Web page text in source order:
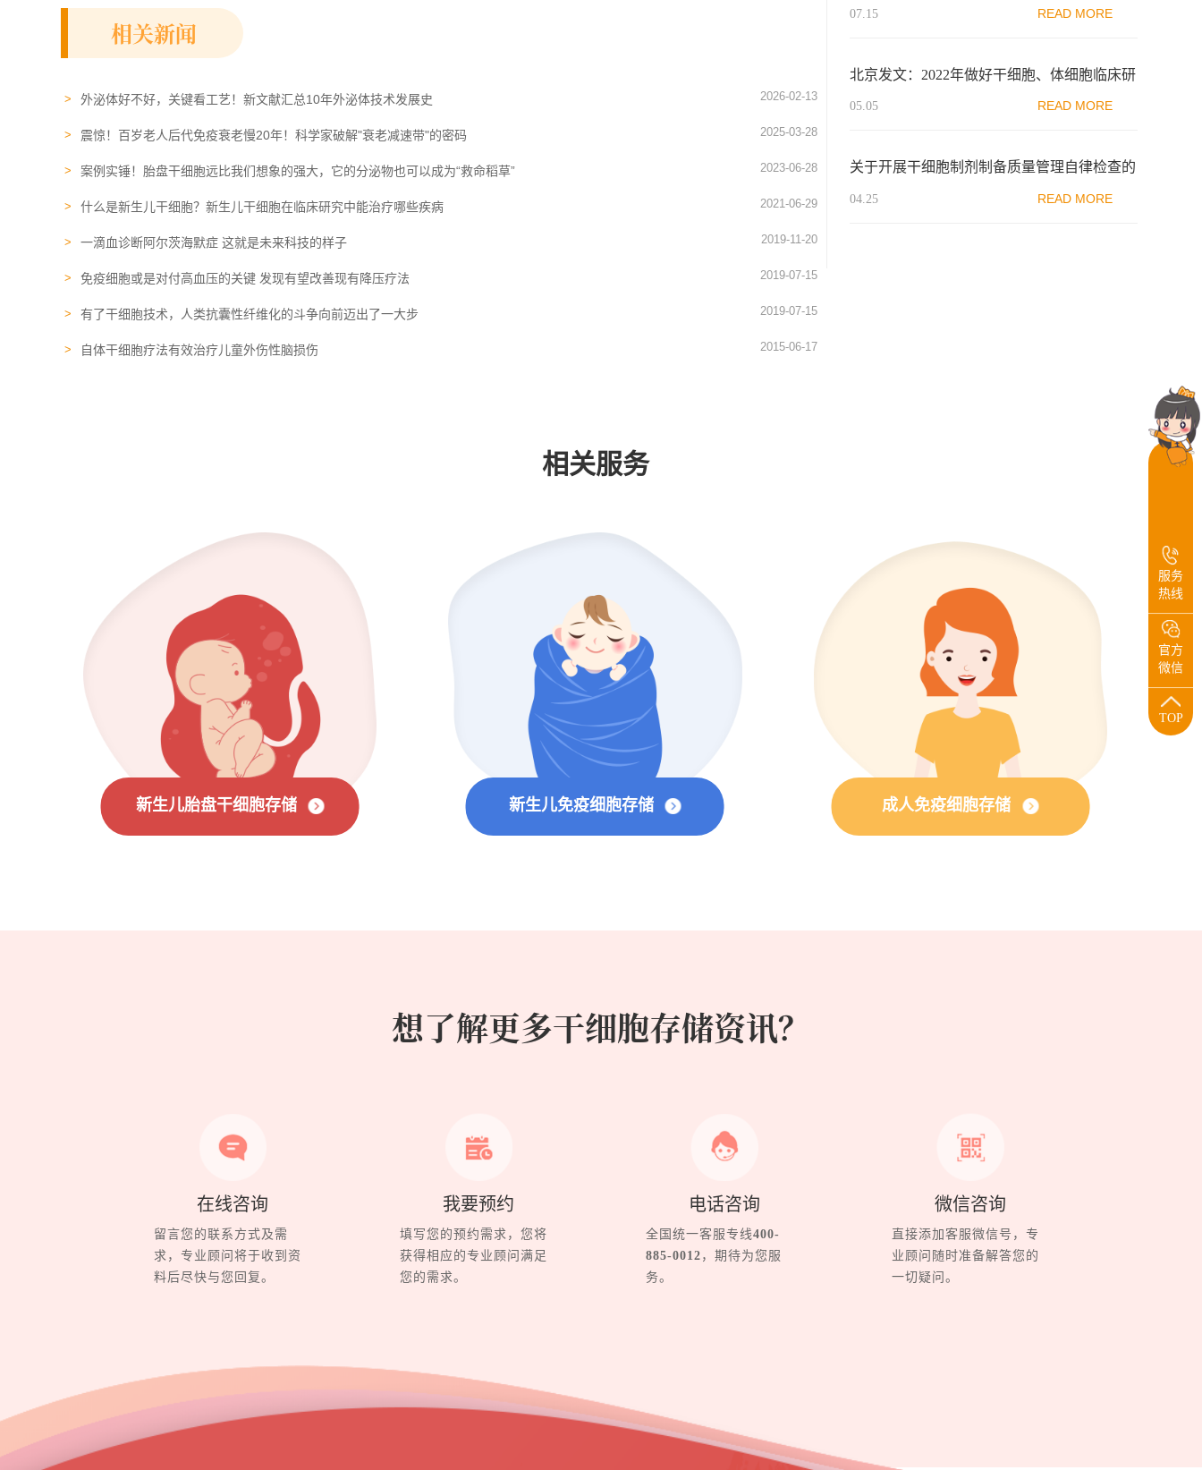
相关新闻
外泌体好不好，关键看工艺！新文献汇总10年外泌体技术发展史 2026-02-13
震惊！百岁老人后代免疫衰老慢20年！科学家破解"衰老减速带"的密码 2025-03-28
案例实锤！胎盘干细胞远比我们想象的强大，它的分泌物也可以成为“救命稻草” 2023-06-28
什么是新生儿干细胞？新生儿干细胞在临床研究中能治疗哪些疾病 2021-06-29
一滴血诊断阿尔茨海默症 这就是未来科技的样子 2019-11-20
免疫细胞或是对付高血压的关键 发现有望改善现有降压疗法 2019-07-15
有了干细胞技术，人类抗囊性纤维化的斗争向前迈出了一大步 2019-07-15
自体干细胞疗法有效治疗儿童外伤性脑损伤 2015-06-17
胞产业
07.15 READ MORE
北京发文：2022年​做好干细胞、体细胞临床研
究机构和项目备案的初审工作
05.05 READ MORE
关于开展干细胞制剂制备质量管理自律检查的
通知
04.25 READ MORE
相关服务
新生儿胎盘干细胞存储 新生儿免疫细胞存储 成人免疫细胞存储
想了解更多干细胞存储资讯？
在线咨询
留言您的联系方式及需
求，专业顾问将于收到资
料后尽快与您回复。
我要预约
填写您的预约需求，您将
获得相应的专业顾问满足
您的需求。
电话咨询
全国统一客服专线400-
885-0012 ，期待为您服
务。
微信咨询
直接添加客服微信号，专
业顾问随时准备解答您的
一切疑问。
服务
热线
官方
微信
TOP